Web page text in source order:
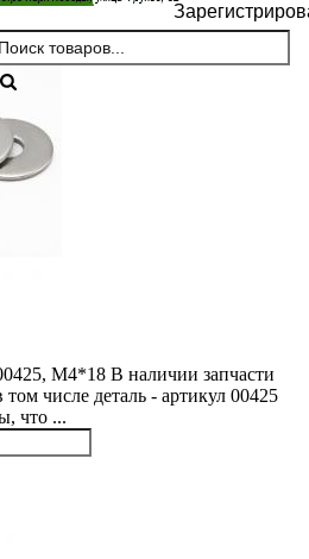
М4*18 В наличии запчасти
числе деталь - артикул 00425
что ...